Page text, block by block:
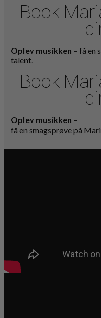
Book
Oplev musikken – få en
talent.
Book
Oplev musikken –
få en smagsprøve på